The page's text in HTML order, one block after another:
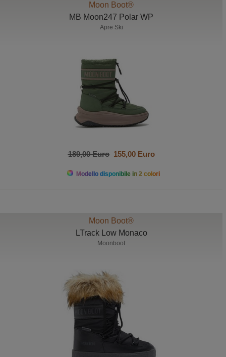
Moon Boot®
MB Moon247 Polar WP
Apre Ski
189,00 Euro155,00 Euro
Modello disponibile in 2 colori
Moon Boot®
LTrack Low Monaco
Moonboot